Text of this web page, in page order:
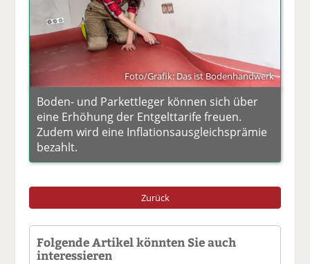
Foto/Grafik: Das ist Bodenhandwerk
Boden- und Parkettleger können sich über
eine Erhöhung der Entgelttarife freuen.
Zudem wird eine Inflationsausgleichsprämie
bezahlt.
Zurück
Folgende Artikel könnten Sie auch
interessieren